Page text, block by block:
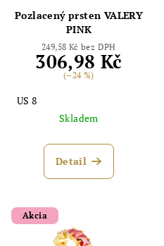
Pozlacený prsten VALERY
PINK
249,58 Kč bez DPH
306,98 Kč
(–24 %)
US 8
Skladem
Detail
Akcia